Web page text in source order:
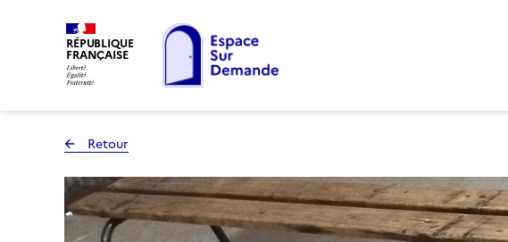
RÉPUBLIQUE
FRANÇAISE
Retour